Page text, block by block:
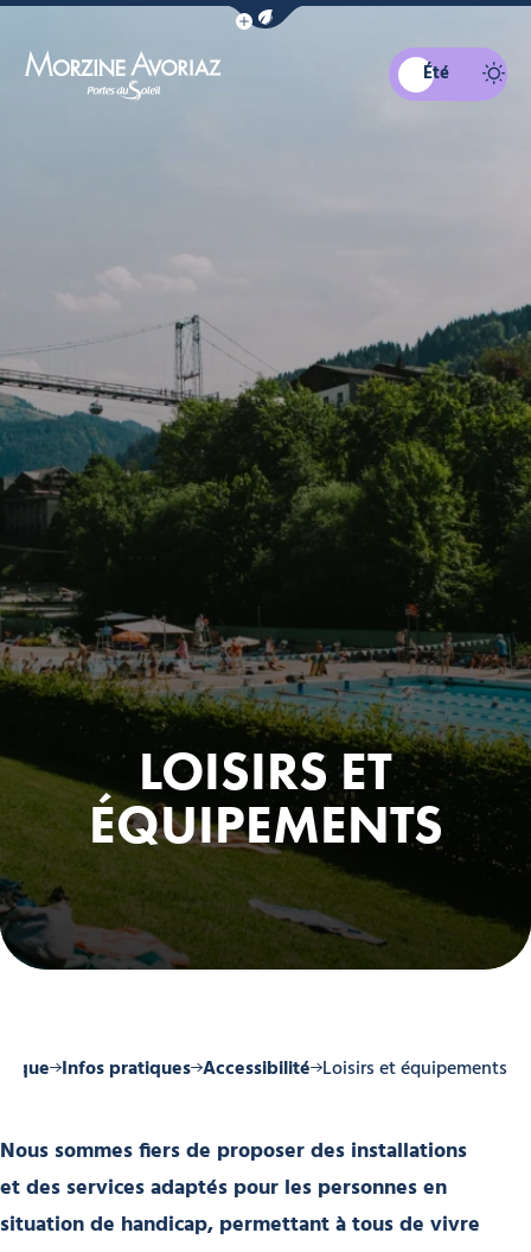
Afficher la barre de navigation du
Été
LOISIRS ET
ÉQUIPEMENTS
Infos pratiques Accessibilité Loisirs et équipements
Nous sommes fiers de proposer des installations
et des services adaptés pour les personnes en
situation de handicap, permettant à tous de vivre